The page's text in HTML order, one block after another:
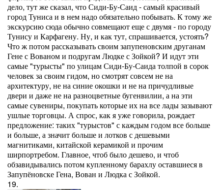
дело, тут же сказал, что Сиди-Бу-Саид - самый красивый
город Туниса и в нем надо обязательно побывать. К тому же
экскурсию сюда обычно совмещают еще с двумя - по городу
Тунису и Карфагену. Ну, и как тут, спрашивается, устоять?
Что ж потом рассказывать своим запупеновским друганам
Гене с Вованом и подругам Людке с Зойкой? И идут эти
самые "турысты" по улицам Сиди-Бу-Саида толпой в сорок
человек за своим гидом, но смотрят совсем не на
архитектуру, не на синие окошки и не на причудливые
двери и даже не на разноцветные бугенвилии, а на эти
самые сувениры, покупать которые их на все лады зазывают
ушлые торговцы. А спрос, как я уже говорила, рождает
предложение: таких "турыстов" с каждым годом все больше
и больше, а значит больше и лотков с дешевыми
магнитиками, китайской керамикой и прочим
ширпортребом. Главное, чтоб было дешево, и чтоб
обзавидывались потом купленному барахлу оставшиеся в
Запупёновске Гена, Вован и Людка с Зойкой.
19.